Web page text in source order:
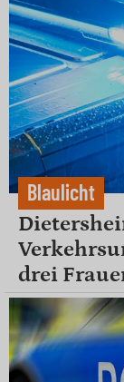
Blaulicht
drei